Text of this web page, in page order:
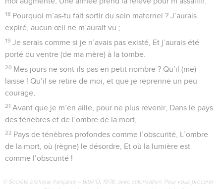
18 Pourquoi m’as-tu fait sortir du sein maternel ? J’aurais
expiré, aucun œil ne m’aurait vu ;
19 Je serais comme si je n’avais pas existé, Et j’aurais été
porté du ventre (de ma mère) à la tombe.
20 Mes jours ne sont-ils pas en petit nombre ? Qu’il (me)
laisse ! Qu’il se retire de moi, et que je reprenne un peu
courage,
21 Avant que je m’en aille, pour ne plus revenir, Dans le pays
des ténèbres et de l’ombre de la mort,
22 Pays de ténèbres profondes comme l’obscurité, L’ombre
de la mort, où (règne) le désordre, Et où la lumière est
comme l’obscurité !
© Société biblique française – Bibli’O, 1978, avec autorisation. Pour vous procurer